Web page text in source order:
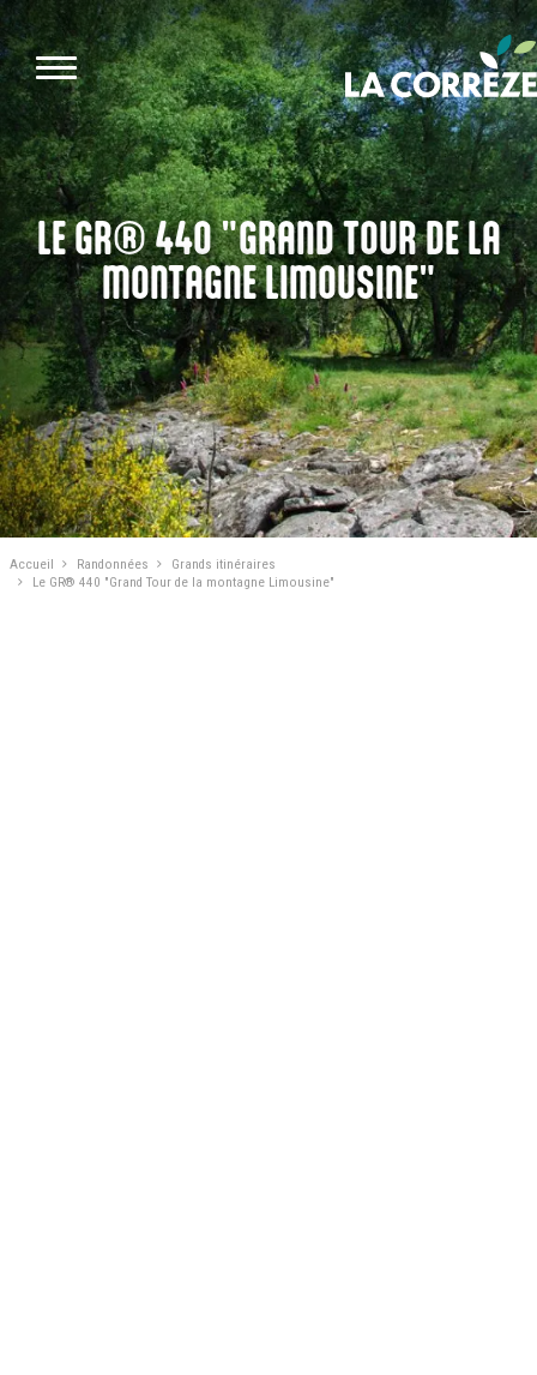
Aller au contenu principal
LE GR® 440 "GRAND TOUR DE LA
MONTAGNE LIMOUSINE"
Accueil Randonnées
Grands itinéraires
Le GR® 440 "Grand Tour de la montagne Limousine"